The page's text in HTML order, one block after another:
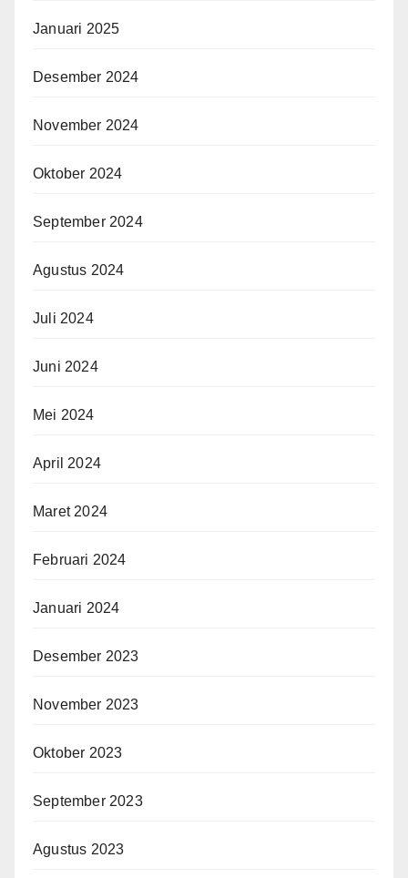
Januari 2025
Desember 2024
November 2024
Oktober 2024
September 2024
Agustus 2024
Juli 2024
Juni 2024
Mei 2024
April 2024
Maret 2024
Februari 2024
Januari 2024
Desember 2023
November 2023
Oktober 2023
September 2023
Agustus 2023